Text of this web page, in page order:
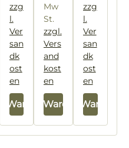
zzg
l.
Ver
san
dk
ost
en
Warenkorb
Mw
St.
zzgl.
Vers
and
kost
en
In den Warenkorb
zzg
l.
Ver
san
dk
ost
en
In den